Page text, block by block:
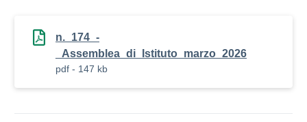
n._174_-
_Assemblea_di_Istituto_marzo_2026
pdf - 147 kb